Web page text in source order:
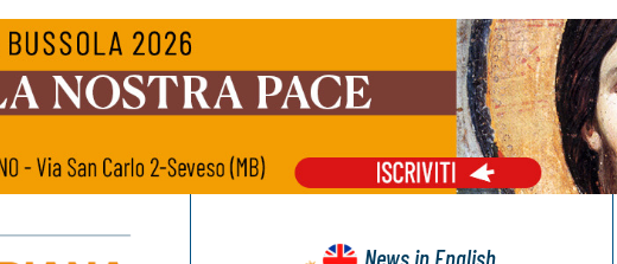
Newsin English